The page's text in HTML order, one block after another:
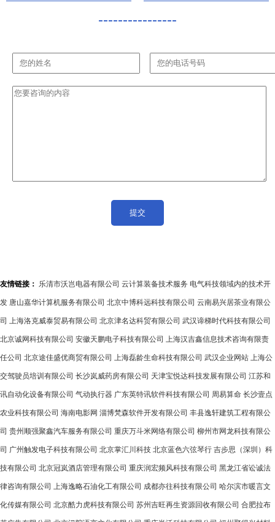
----------------
友情链接： 乐清市沃岂电器有限公司 云计算装备技术服务 电气科技领域内的技术开
发 唐山嘉华计算机服务有限公司 北京中博科远科技有限公司 云南易兴居茶业有限公
司 上海洛克威泰贸易有限公司 北京津名达科贸有限公司 武汉谛梯时代科技有限公司
北京诚网科技有限公司 安徽天鹏电子科技有限公司 上海汉吉鑫信息技术咨询有限责
任公司 北京途佳盛优商贸有限公司 上海磊龄生命科技有限公司 武汉企业网站 上海公
交驾驶员培训有限公司 长沙岚威药房有限公司 天津宝悦达科技发展有限公司 江苏和
讯自动化设备有限公司 气动执行器 广东英特讯软件科技有限公司 周易算命 长沙壹点
农业科技有限公司 海南电影网 淄博梵森软件开发有限公司 丰县逸轩建筑工程有限公
司 贵州顺强聚鑫汽车服务有限公司 重庆万斗米网络有限公司 柳州市网龙科技有限公
司 广州触发电子科技有限公司 北京掌汇川科技 北京蓝色六弦琴行 吉步思（深圳）科
技有限公司 北京冠岚酒店管理有限公司 重庆润宏频风科技有限公司 黑龙江省讼诚法
律咨询有限公司 上海逸略石油化工有限公司 成都亦往科技有限公司 哈尔滨市暖言文
化传媒有限公司 北京酷力虎科技有限公司 苏州吉旺再生资源回收有限公司 合肥拉布